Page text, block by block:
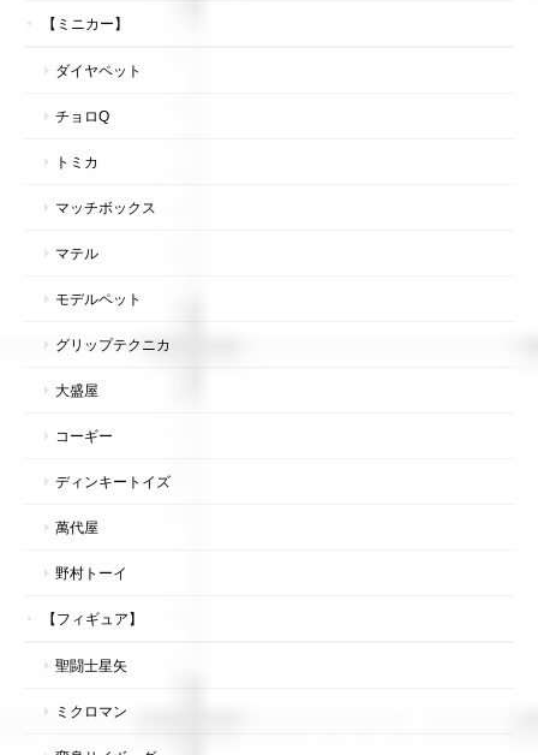
【ミニカー】
ダイヤペット
チョロQ
トミカ
マッチボックス
マテル
モデルペット
グリップテクニカ
大盛屋
コーギー
ディンキートイズ
萬代屋
野村トーイ
【フィギュア】
聖闘士星矢
ミクロマン